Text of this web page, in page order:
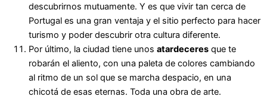
descubrirnos mutuamente. Y es que vivir tan cerca de
Portugal es una gran ventaja y el sitio perfecto para hacer
turismo y poder descubrir otra cultura diferente.
Por último, la ciudad tiene unos atardeceres que te
robarán el aliento, con una paleta de colores cambiando
al ritmo de un sol que se marcha despacio, en una
chicotá de esas eternas. Toda una obra de arte.